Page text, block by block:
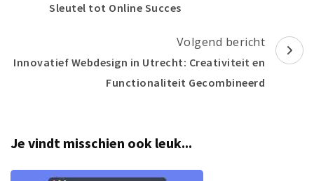
Sleutel tot Online Succes
Volgend bericht
Innovatief Webdesign in Utrecht: Creativiteit en
Functionaliteit Gecombineerd
Je vindt misschien ook leuk...